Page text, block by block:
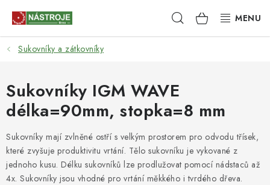
Hledat NÁKUPNÍ
KOŠÍK
NÁSTROJE
AKCE
BRUSIVO
ELEKTRONÁŘADÍ
LEPENÍ A SPOJOVÁNÍ
Sukovníky a zátkovníky
Sukovníky IGM WAVE
délka=90mm, stopka=8 mm
Sukovníky mají zvlněné ostří s velkým prostorem pro odvodu třísek,
které zvyšuje produktivitu vrtání. Tělo sukovníku je vykované z
jednoho kusu. Délku sukovníků lze prodlužovat pomocí nádstaců až
4x. Sukovníky jsou vhodné pro vrtání měkkého i tvrdého dřeva.